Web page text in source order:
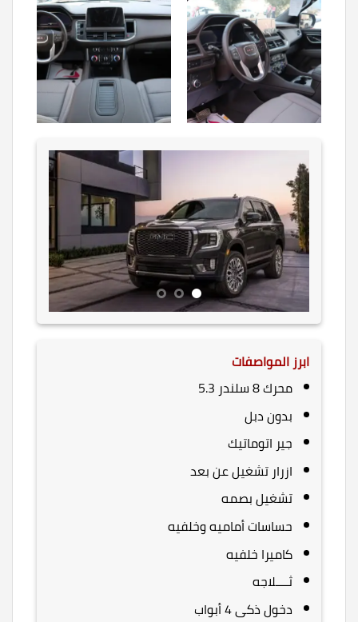
ابرز المواصفات
محرك 8 سلندر 5.3
بدون دبل
جير اتوماتيك
ازرار تشغيل عن بعد
تشغيل بصمه
حساسات أماميه وخلفيه
كاميرا خلفيه
ثــــلاجه
دخول ذكى 4 أبواب